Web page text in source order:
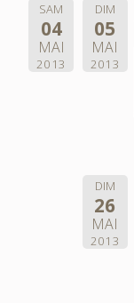
SAM
04
MAI
2013
DIM
05
MAI
2013
DIM
26
MAI
2013